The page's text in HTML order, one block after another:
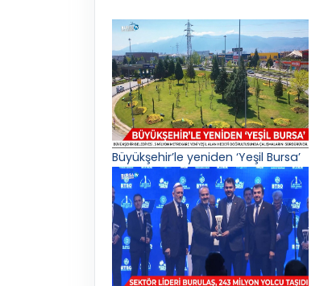
Büyükşehir’le yeniden ‘Yeşil Bursa’